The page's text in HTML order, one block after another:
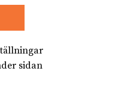
sidan